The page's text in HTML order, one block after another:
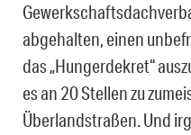
abgehalten, einen
das „Hungerdekret“
es an 20 Stellen zu
Überlandstraßen. Und